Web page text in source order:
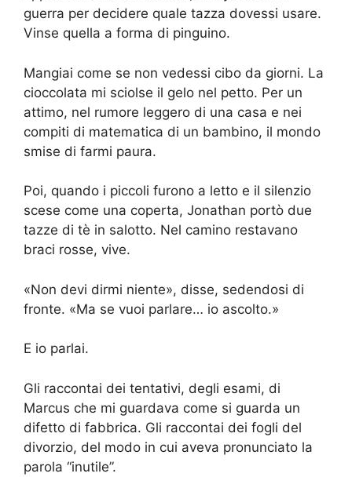
guerra per decidere quale tazza dovessi usare.
Vinse quella a forma di pinguino.
Mangiai come se non vedessi cibo da giorni. La
cioccolata mi sciolse il gelo nel petto. Per un
attimo, nel rumore leggero di una casa e nei
compiti di matematica di un bambino, il mondo
smise di farmi paura.
Poi, quando i piccoli furono a letto e il silenzio
scese come una coperta, Jonathan portò due
tazze di tè in salotto. Nel camino restavano
braci rosse, vive.
«Non devi dirmi niente», disse, sedendosi di
fronte. «Ma se vuoi parlare… io ascolto.»
E io parlai.
Gli raccontai dei tentativi, degli esami, di
Marcus che mi guardava come si guarda un
difetto di fabbrica. Gli raccontai dei fogli del
divorzio, del modo in cui aveva pronunciato la
parola “inutile”.